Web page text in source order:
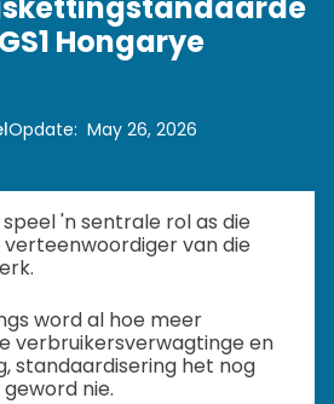
Hongarye
Opdate: May 26, 2026
speel 'n sentrale rol as die
van die
word al hoe meer
verbruikersverwagtinge en
standaardisering het nog
nie.